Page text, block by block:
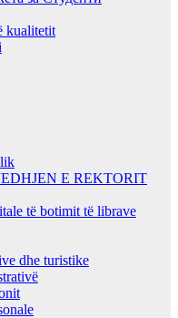
kualitetit
E REKTORIT
të botimit të librave
dhe turistike